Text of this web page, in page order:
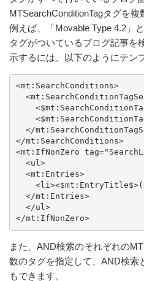
MTSearchConditionTagタグを複
例えば、「Movable Type 4.2」
タグがついているブログ記事を
示するには、以下のようにテン
<mt:SearchConditions>
</
</mt:SearchConditions>
<mt:IfNonZero
  <ul>
  <mt:Entries>
  </mt:Entries>
  </ul>
</mt:IfNonZero>
また、AND検索のそれぞれの
数のタグを指定して、AND検索
もできます。